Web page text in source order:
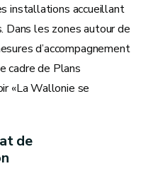
installations accueillant
Dans les zones autour de
d’accompagnement
cadre de Plans
«La Wallonie se
de